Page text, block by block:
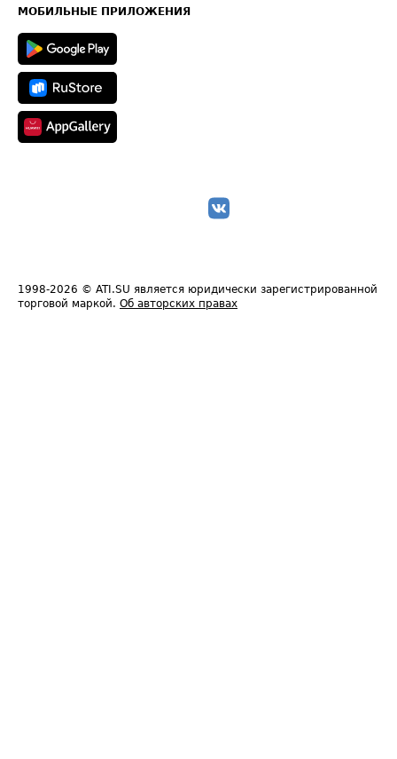
Техническая информация
МОБИЛЬНЫЕ ПРИЛОЖЕНИЯ
1998-2026 © ATI.SU является юридически зарегистрированной
торговой маркой. Об авторских правах